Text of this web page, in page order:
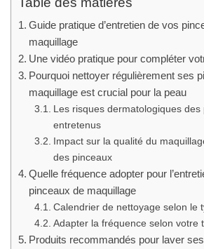
Guide pratique d’entretien de vos
maquillage
Une vidéo pratique pour compléter
Pourquoi nettoyer régulièrement ses
maquillage est crucial pour la peau
Les risques dermatologiques des
entretenus
Impact sur la qualité du
des pinceaux
Quelle fréquence adopter pour
pinceaux de maquillage
Calendrier de nettoyage selon le
Adapter la fréquence selon votre
Produits recommandés pour laver